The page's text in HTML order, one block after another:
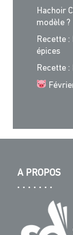
Hachoir
modèle ?
Recette
épices
Recette :
A PROPOS